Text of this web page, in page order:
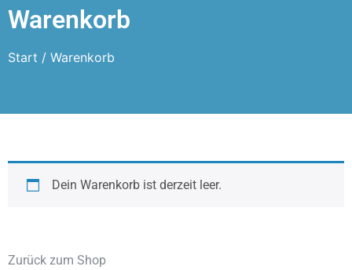
Warenkorb
Start / Warenkorb
Dein Warenkorb ist derzeit leer.
Zurück zum Shop